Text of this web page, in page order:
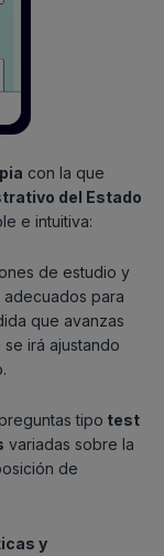
con la que
del Estado
e intuitiva:
de estudio y
para
que avanzas
irá ajustando
tipo test
variadas sobre la
de
y